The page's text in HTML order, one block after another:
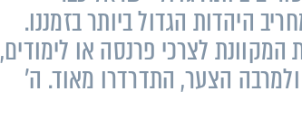
היהדות הגדול ביותר בזמננו.
לצרכי פרנסה או לימודים,
הצער, התדרדרו מאוד. ה'